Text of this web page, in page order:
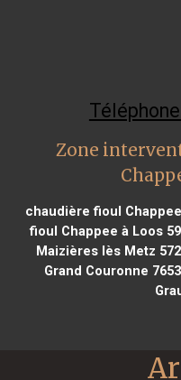
Zone
chaudière fioul
fioul Chappee à Loos
Maizières lès Metz
Grand Couronne